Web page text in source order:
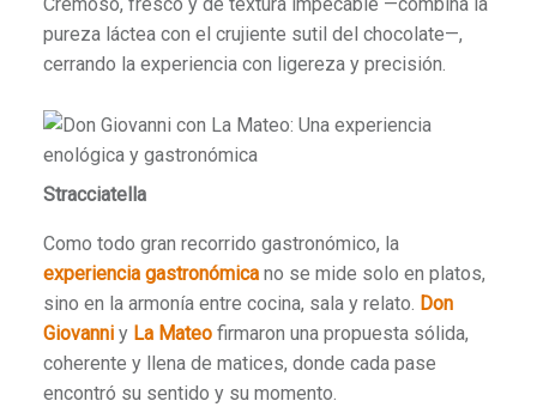
pureza láctea con el crujiente sutil del chocolate—,
cerrando la experiencia con ligereza y precisión.
Stracciatella
Como todo gran recorrido gastronómico, la
experiencia gastronómicano se mide solo en platos,
sino en la armonía entre cocina, sala y relato. Don
Giovanniy La Mateofirmaron una propuesta sólida,
coherente y llena de matices, donde cada pase
encontró su sentido y su momento.